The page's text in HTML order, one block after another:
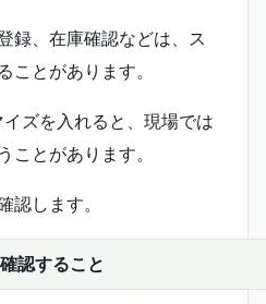
録、在庫確認などは、ス
ことがあります。
ズを入れると、現場では
ことがあります。
認します。
確認すること